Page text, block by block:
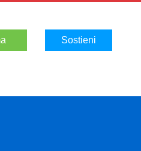
Sostieni